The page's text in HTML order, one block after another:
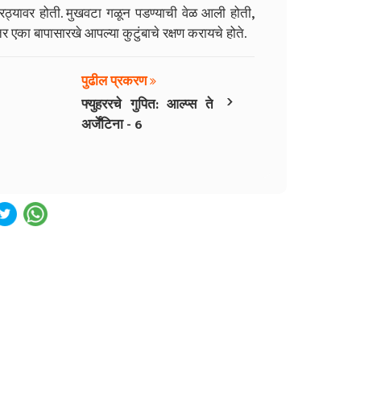
होती. मुखवटा गळून पडण्याची वेळ आली होती,
बापासारखे आपल्या कुटुंबाचे रक्षण करायचे होते.
›
पुढील प्रकरण
फ्युहररचे गुपित: आल्प्स ते
अर्जेंटिना - 6